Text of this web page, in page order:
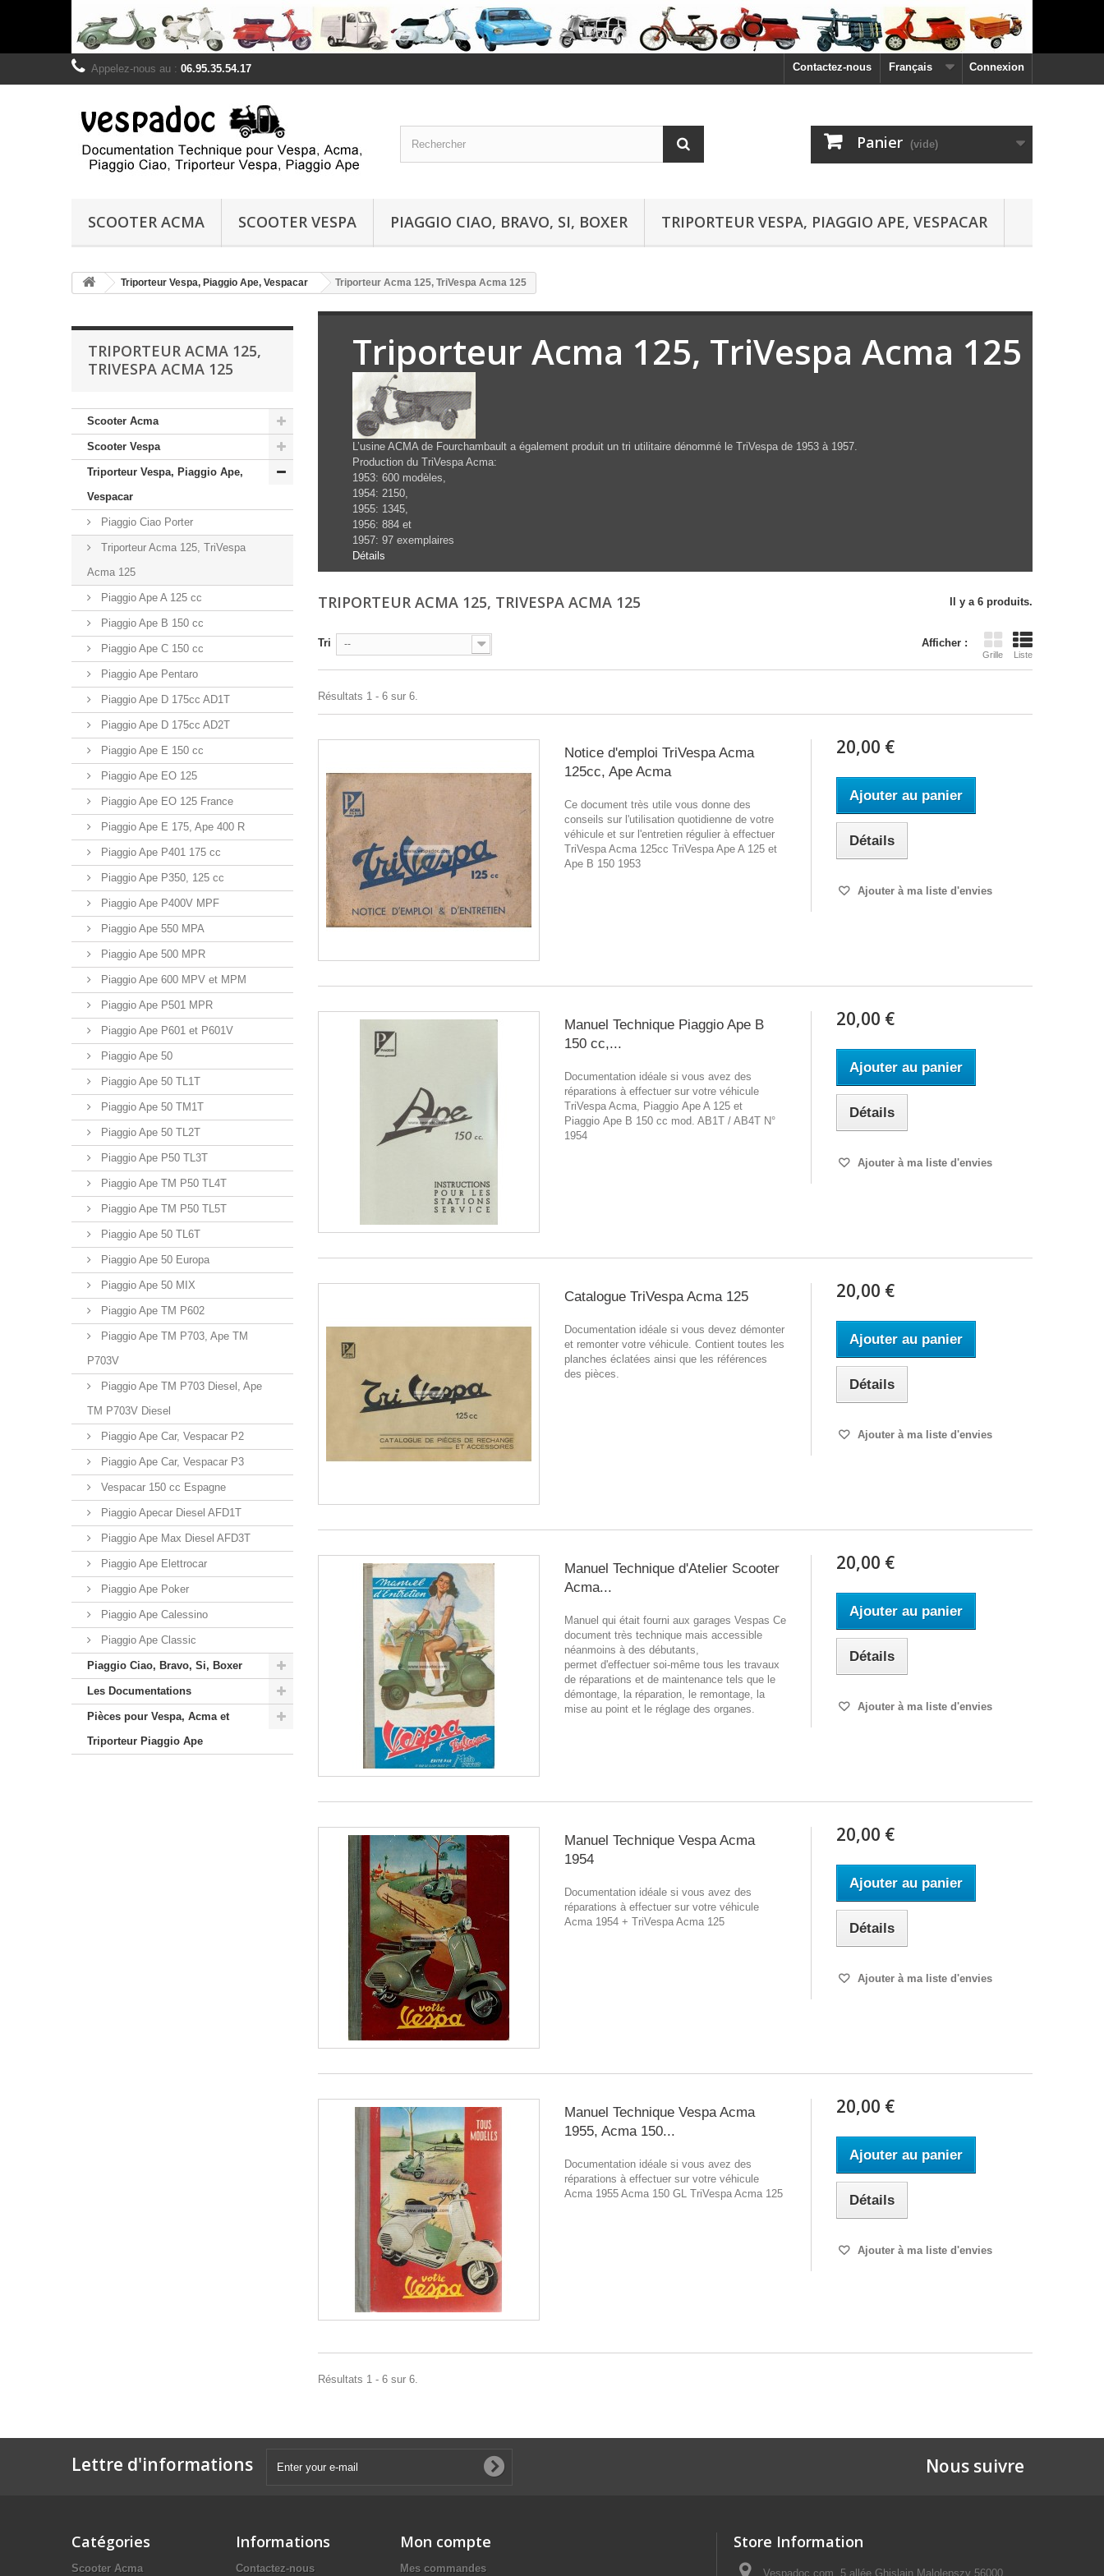
Connexion
Français
Contactez-nous
Appelez-nous au : 06.95.35.54.17
Panier (vide)
SCOOTER ACMA SCOOTER VESPA PIAGGIO CIAO, BRAVO, SI, BOXER TRIPORTEUR VESPA, PIAGGIO APE, VESPACAR
Triporteur Vespa, Piaggio Ape, Vespacar Triporteur Acma 125, TriVespa Acma 125
TRIPORTEUR ACMA 125,
TRIVESPA ACMA 125
Scooter Acma
Scooter Vespa
Triporteur Vespa, Piaggio Ape,
Vespacar
Piaggio Ciao Porter
Triporteur Acma 125, TriVespa
Acma 125
Piaggio Ape A 125 cc
Piaggio Ape B 150 cc
Piaggio Ape C 150 cc
Piaggio Ape Pentaro
Piaggio Ape D 175cc AD1T
Piaggio Ape D 175cc AD2T
Piaggio Ape E 150 cc
Piaggio Ape EO 125
Piaggio Ape EO 125 France
Piaggio Ape E 175, Ape 400 R
Piaggio Ape P401 175 cc
Piaggio Ape P350, 125 cc
Piaggio Ape P400V MPF
Piaggio Ape 550 MPA
Piaggio Ape 500 MPR
Piaggio Ape 600 MPV et MPM
Piaggio Ape P501 MPR
Piaggio Ape P601 et P601V
Piaggio Ape 50
Piaggio Ape 50 TL1T
Piaggio Ape 50 TM1T
Piaggio Ape 50 TL2T
Piaggio Ape P50 TL3T
Piaggio Ape TM P50 TL4T
Piaggio Ape TM P50 TL5T
Piaggio Ape 50 TL6T
Piaggio Ape 50 Europa
Piaggio Ape 50 MIX
Piaggio Ape TM P602
Piaggio Ape TM P703, Ape TM
P703V
Piaggio Ape TM P703 Diesel, Ape
TM P703V Diesel
Piaggio Ape Car, Vespacar P2
Piaggio Ape Car, Vespacar P3
Vespacar 150 cc Espagne
Piaggio Apecar Diesel AFD1T
Piaggio Ape Max Diesel AFD3T
Piaggio Ape Elettrocar
Piaggio Ape Poker
Piaggio Ape Calessino
Piaggio Ape Classic
Piaggio Ciao, Bravo, Si, Boxer
Les Documentations
Pièces pour Vespa, Acma et
Triporteur Piaggio Ape
Triporteur Acma 125, TriVespa Acma 125
L’usine ACMA de Fourchambault a également produit un tri utilitaire dénommé le TriVespa de 1953 à 1957.
Production du TriVespa Acma:
1953: 600 modèles,
1954: 2150,
1955: 1345,
1956: 884 et
1957: 97 exemplaires
Détails
TRIPORTEUR ACMA 125, TRIVESPA ACMA 125 Il y a 6 produits.
Afficher :
Grille Liste
Tri --
Résultats 1 - 6 sur 6.
Notice d'emploi TriVespa Acma
125cc, Ape Acma
Ce document très utile vous donne des
conseils sur l'utilisation quotidienne de votre
véhicule et sur l'entretien régulier à effectuer
TriVespa Acma 125cc TriVespa Ape A 125 et
Ape B 150 1953
20,00 €
Ajouter au panier
Détails
Ajouter à ma liste d'envies
Manuel Technique Piaggio Ape B
150 cc,...
Documentation idéale si vous avez des
réparations à effectuer sur votre véhicule
TriVespa Acma, Piaggio Ape A 125 et
Piaggio Ape B 150 cc mod. AB1T / AB4T N°
1954
20,00 €
Ajouter au panier
Détails
Ajouter à ma liste d'envies
Catalogue TriVespa Acma 125
Documentation idéale si vous devez démonter
et remonter votre véhicule. Contient toutes les
planches éclatées ainsi que les références
des pièces.
20,00 €
Ajouter au panier
Détails
Ajouter à ma liste d'envies
Manuel Technique d'Atelier Scooter
Acma...
Manuel qui était fourni aux garages Vespas Ce
document très technique mais accessible
néanmoins à des débutants,
permet d'effectuer soi-même tous les travaux
de réparations et de maintenance tels que le
démontage, la réparation, le remontage, la
mise au point et le réglage des organes.
20,00 €
Ajouter au panier
Détails
Ajouter à ma liste d'envies
Manuel Technique Vespa Acma
1954
Documentation idéale si vous avez des
réparations à effectuer sur votre véhicule
Acma 1954 + TriVespa Acma 125
20,00 €
Ajouter au panier
Détails
Ajouter à ma liste d'envies
Manuel Technique Vespa Acma
1955, Acma 150...
Documentation idéale si vous avez des
réparations à effectuer sur votre véhicule
Acma 1955 Acma 150 GL TriVespa Acma 125
20,00 €
Ajouter au panier
Détails
Ajouter à ma liste d'envies
Résultats 1 - 6 sur 6.
Lettre d'informations Nous suivre
Catégories
Scooter Acma
Informations
Contactez-nous
Mon compte
Mes commandes
Store Information
Vespadoc.com, 5 allée Ghislain Malolepszy 56000